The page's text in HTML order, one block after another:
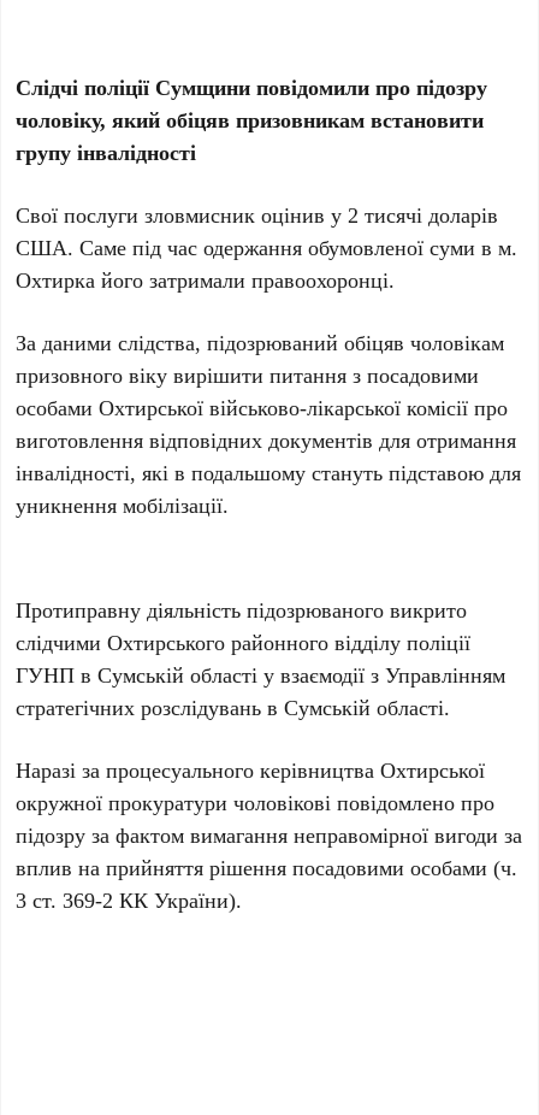
Слідчі поліції Сумщини повідомили про підозру
чоловіку, який обіцяв призовникам встановити
групу інвалідності
Свої послуги зловмисник оцінив у 2 тисячі доларів
США. Саме під час одержання обумовленої суми в м.
Охтирка його затримали правоохоронці.
За даними слідства, підозрюваний обіцяв чоловікам
призовного віку вирішити питання з посадовими
особами Охтирської військово-лікарської комісії про
виготовлення відповідних документів для отримання
інвалідності, які в подальшому стануть підставою для
уникнення мобілізації.
Протиправну діяльність підозрюваного викрито
слідчими Охтирського районного відділу поліції
ГУНП в Сумській області у взаємодії з Управлінням
стратегічних розслідувань в Сумській області.
Наразі за процесуального керівництва Охтирської
окружної прокуратури чоловікові повідомлено про
підозру за фактом вимагання неправомірної вигоди за
вплив на прийняття рішення посадовими особами (ч.
3 ст. 369-2 КК України).